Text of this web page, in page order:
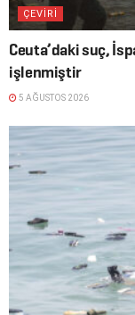
ÇEVİRİ
Ceuta’daki suç,
işlenmiştir
5 AĞUSTOS 2026